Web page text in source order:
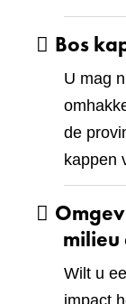
Bos
U mag
de
kappen
Wilt u
impact